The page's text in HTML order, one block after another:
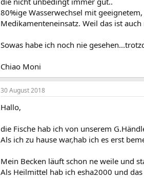
80%ige Wasserwechsel mit
Medikamenteneinsatz. Weil das ist
Sowas habe ich noch nie
Chiao Moni
30 August 2018
Hallo,
die Fische hab ich von unserem
Als ich zu hause war,hab ich es erst
Mein Becken läuft schon ne weile und
Als Heilmittel hab ich esha2000 und das